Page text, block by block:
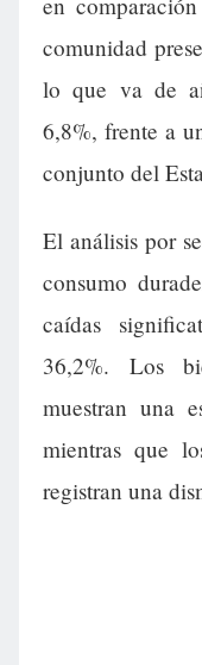
comunidad
lo que va de
6,8%, frente a
conjunto del
El análisis por
consumo
caídas
36,2%. Los
muestran una
mientras que
registran una